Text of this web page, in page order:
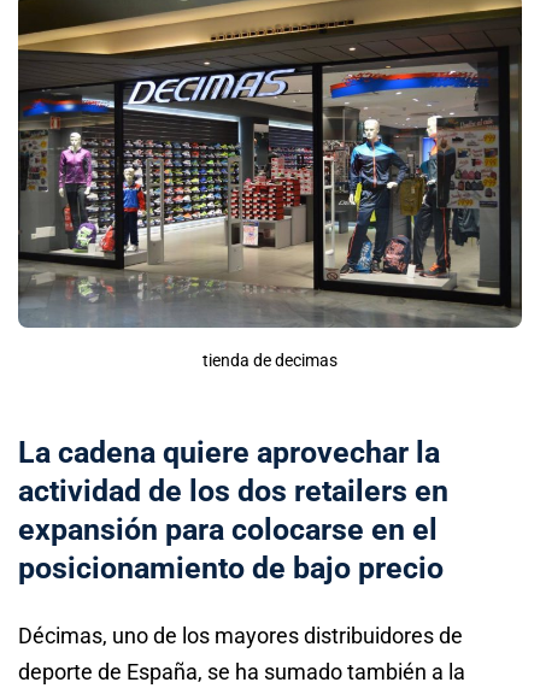
tienda de decimas
La cadena quiere aprovechar la
actividad de los dos retailers en
expansión para colocarse en el
posicionamiento de bajo precio
Décimas, uno de los mayores distribuidores de
deporte de España, se ha sumado también a la